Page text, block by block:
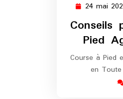
24 mai
Conseils
Pied
Course à Pied
en